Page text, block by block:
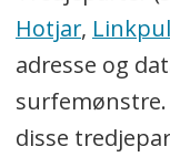
Hotjar,
adresse og
surfemønstre.
disse